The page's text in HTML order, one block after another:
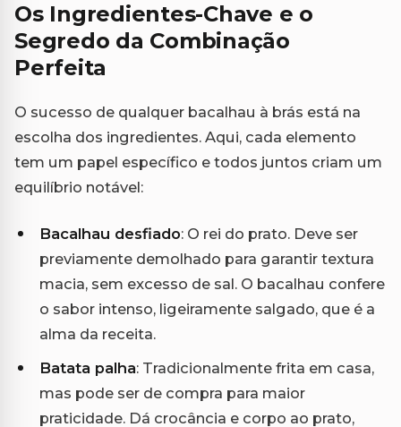
Os Ingredientes-Chave e o
Segredo da Combinação
Perfeita
O sucesso de qualquer bacalhau à brás está na
escolha dos ingredientes. Aqui, cada elemento
tem um papel específico e todos juntos criam um
equilíbrio notável:
Bacalhau desfiado: O rei do prato. Deve ser
previamente demolhado para garantir textura
macia, sem excesso de sal. O bacalhau confere
o sabor intenso, ligeiramente salgado, que é a
alma da receita.
Batata palha: Tradicionalmente frita em casa,
mas pode ser de compra para maior
praticidade. Dá crocância e corpo ao prato,